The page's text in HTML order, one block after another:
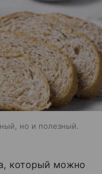
но и полезный.
который можно